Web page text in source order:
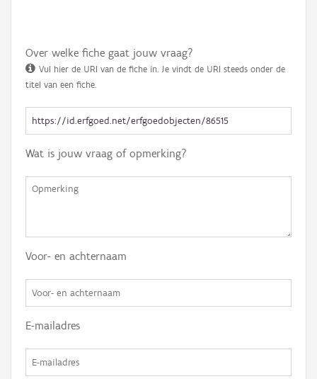
Over welke fiche gaat jouw vraag?
Vul hier de URI van de fiche in. Je vindt de URI steeds onder de
titel van een fiche.
Wat is jouw vraag of opmerking?
Voor- en achternaam
E-mailadres